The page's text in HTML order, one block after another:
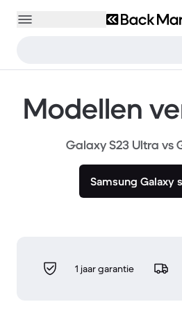
Modellen
Galaxy S23 Ultra vs
Samsung Galaxy
1 jaar garantie